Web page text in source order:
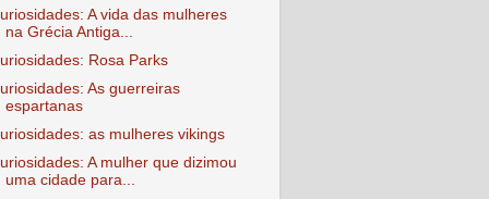
A vida das mulheres
na Grécia Antiga...
Rosa Parks
As guerreiras
espartanas
as mulheres vikings
A mulher que dizimou
uma cidade para...